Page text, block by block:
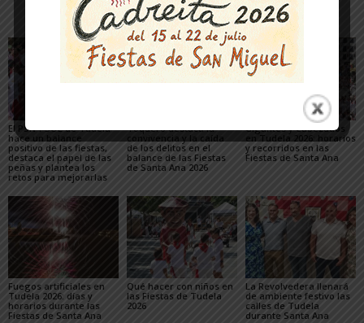
Artículos relacionados Más del autor
El PSN-PSOE de Tudela
hace un balance
positivo de las fiestas,
destaca el papel de las
peñas y plantea los
retos para mejorarlas
Toquero destaca la
convivencia y la caída
de los delitos en el
balance de las Fiestas
de Santa Ana 2026
Gigantes y Cabezudos
en Tudela 2026: horarios
y recorridos en las
Fiestas de Santa Ana
Fuegos artificiales en
Tudela 2026: días y
horarios durante las
Fiestas de Santa Ana
Qué hacer con niños en
las Fiestas de Tudela
2026
La Revolvedera llenará
de ambiente festivo las
calles de Tudela
durante Santa Ana